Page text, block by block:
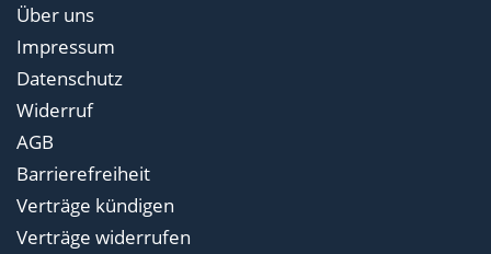
Über uns
Impressum
Datenschutz
Widerruf
AGB
Barrierefreiheit
Verträge kündigen
Verträge widerrufen